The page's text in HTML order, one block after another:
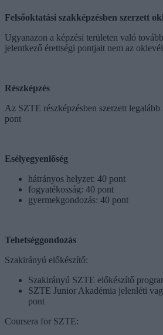
Felsőoktatási szakképzésben szerzett
Ugyanazon a képzési területen való
jelentkező érettségi pontjait nem az
Részképzés
Az SZTE részképzésben szerzett
pont
Esélyegyenlőség
hátrányos helyzet: 40 pont
fogyatékosság: 40 pont
gyermekgondozás: 40 pont
Tehetséggondozás
Szakirányú előkészítő:
Szakirányú SZTE előkészítő
SZTE Junior Akadémia jelenléti
pont
Coursera for SZTE: